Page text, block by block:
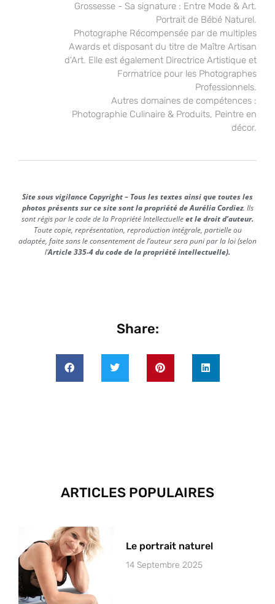
Grossesse - Sa signature : Entre Mode & Art.
Portrait de Bébé Naturel.
Photographe Récompensée par de multiples
Awards et disposant du titre de Maître Artisan
d'Art. Elle est également Directrice Artistique et
Formatrice pour les Photographes
Professionnels.
Autres domaines de compétences :
Photographie Culinaire & Produits, Peintre en
décor.
Site sous vigilance Copyright – Tous les textes ainsi que toutes les
photos présents sur ce site sont la propriété de Aurélia Cordiez. Ils
sont régis par le code de la Propriété Intellectuelleet le droit d’auteur.
Toute copie, représentation, reproduction intégrale, partielle ou
adaptée, faite sans le consentement de l’auteur sera puni par la loi (selon
l’Article 335-4 du code de la propriété intellectuelle).
Share:
ARTICLES POPULAIRES
Le portrait naturel
14 Septembre 2025